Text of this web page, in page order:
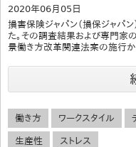
2020年06月05日
損害保険ジャパン（損保ジャパン
た。その調査結果および専門家
景働き方改革関連法案の施行か
働き方 ワークスタイル
生産性 ストレス